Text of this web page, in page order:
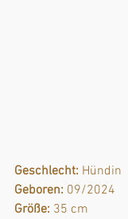
Geschlecht: Hündin
Geboren: 09/2024
Größe: 35 cm